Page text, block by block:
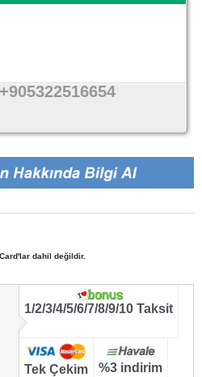
+905322516654
dahil değildir.
1/2/3/4/5/6/7/8/9/10 Taksit
Tek Çekim %3 indirim